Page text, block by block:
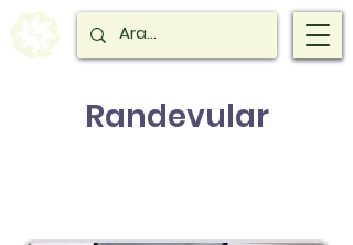
Randevular